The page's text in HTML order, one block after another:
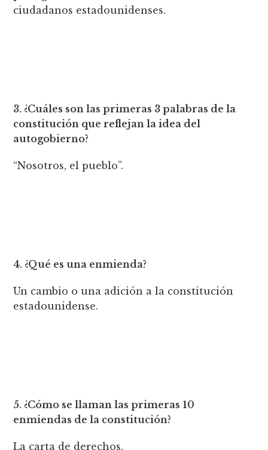
ciudadanos estadounidenses.
3. ¿Cuáles son las primeras 3 palabras de la
constitución que reflejan la idea del
autogobierno?
“Nosotros, el pueblo”.
4. ¿Qué es una enmienda?
Un cambio o una adición a la constitución
estadounidense.
5. ¿Cómo se llaman las primeras 10
enmiendas de la constitución?
La carta de derechos.